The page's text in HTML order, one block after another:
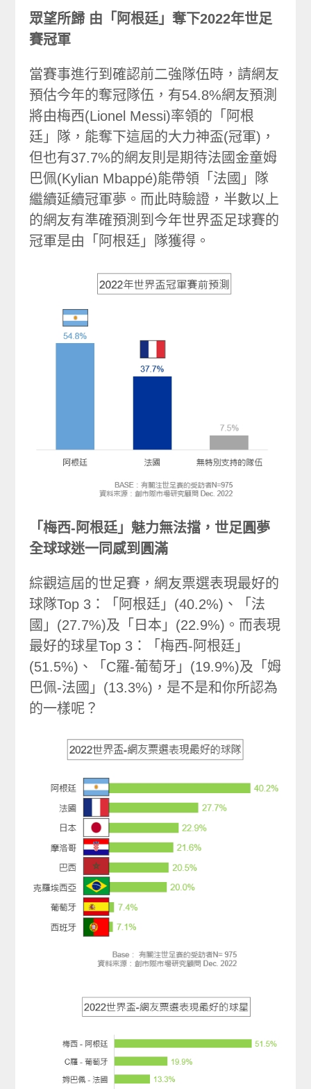
眾望所歸 由「阿根廷」奪下2022年世足
賽冠軍
當賽事進行到確認前二強隊伍時，請網友
預估今年的奪冠隊伍，有54.8%網友預測
將由梅西(Lionel Messi)率領的「阿根
廷」隊，能奪下這屆的大力神盃(冠軍)，
但也有37.7%的網友則是期待法國金童姆
巴佩(Kylian Mbappé)能帶領「法國」隊
繼續延續冠軍夢。而此時驗證，半數以上
的網友有準確預測到今年世界盃足球賽的
冠軍是由「阿根廷」隊獲得。
「梅西-阿根廷」魅力無法擋，世足圓夢
全球球迷一同感到圓滿
綜觀這屆的世足賽，網友票選表現最好的
球隊Top 3：「阿根廷」(40.2%)、「法
國」(27.7%)及「日本」(22.9%)。而表現
最好的球星Top 3：「梅西-阿根廷」
(51.5%)、「C羅-葡萄牙」(19.9%)及「姆
巴佩-法國」(13.3%)，是不是和你所認為
的一樣呢？